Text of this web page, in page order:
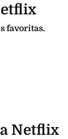
favoritas.
Netflix